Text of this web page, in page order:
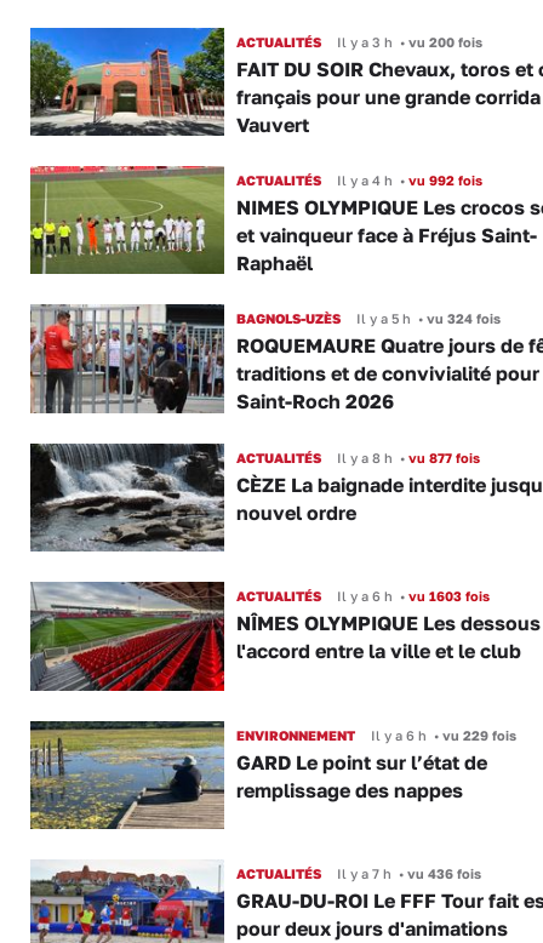
ACTUALITÉS Il y a 3 h •vu 200 fois
FAIT DU SOIR Chevaux, toros et
français pour une grande corrida
Vauvert
ACTUALITÉS Il y a 4 h •vu 992 fois
NIMES OLYMPIQUE Les crocos
et vainqueur face à Fréjus Saint-
Raphaël
BAGNOLS-UZÈS Il y a 5 h •vu 324 fois
ROQUEMAURE Quatre jours de
traditions et de convivialité pour
Saint-Roch 2026
ACTUALITÉS Il y a 8 h •vu 877 fois
CÈZE La baignade interdite
nouvel ordre
ACTUALITÉS Il y a 6 h •vu 1603 fois
NÎMES OLYMPIQUE Les
l'accord entre la ville et le club
ENVIRONNEMENT Il y a 6 h •vu 229 fois
GARD Le point sur l’état de
remplissage des nappes
ACTUALITÉS Il y a 7 h •vu 436 fois
GRAU-DU-ROI Le FFF Tour fait
pour deux jours d'animations